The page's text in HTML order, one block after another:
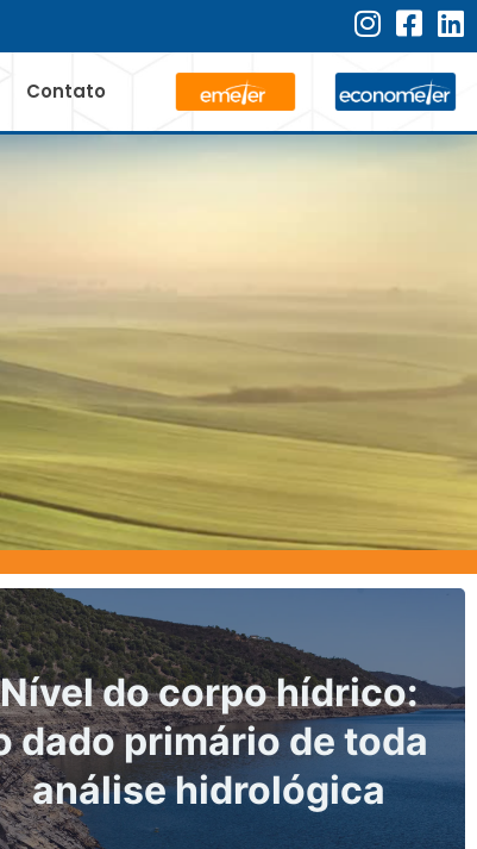
Contato
Principais indicadores
hidrológicos exigidos
por ANA e ANEEL: o
que sua usina precisa
monitorar para evitar